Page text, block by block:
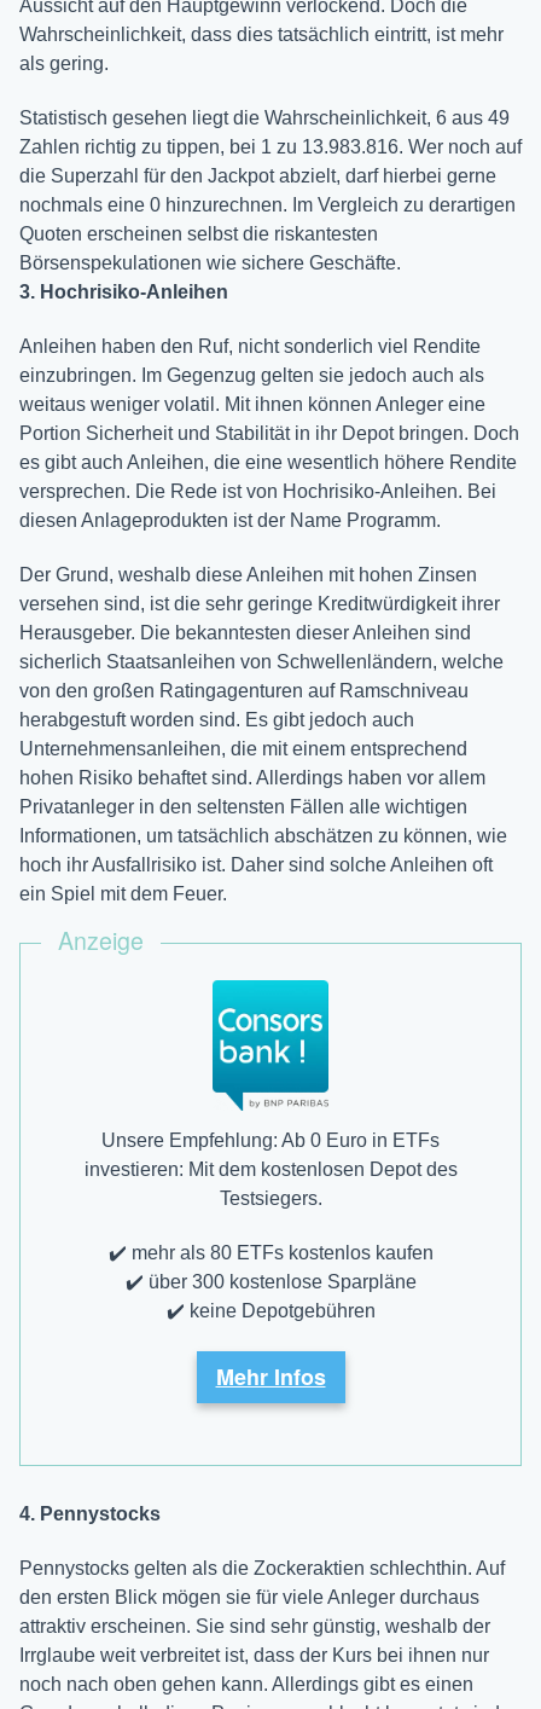
Aussicht auf den Hauptgewinn verlockend. Doch die
Wahrscheinlichkeit, dass dies tatsächlich eintritt, ist mehr
als gering.
Statistisch gesehen liegt die Wahrscheinlichkeit, 6 aus 49
Zahlen richtig zu tippen, bei 1 zu 13.983.816. Wer noch auf
die Superzahl für den Jackpot abzielt, darf hierbei gerne
nochmals eine 0 hinzurechnen. Im Vergleich zu derartigen
Quoten erscheinen selbst die riskantesten
Börsenspekulationen wie sichere Geschäfte.
3. Hochrisiko-Anleihen
Anleihen haben den Ruf, nicht sonderlich viel Rendite
einzubringen. Im Gegenzug gelten sie jedoch auch als
weitaus weniger volatil. Mit ihnen können Anleger eine
Portion Sicherheit und Stabilität in ihr Depot bringen. Doch
es gibt auch Anleihen, die eine wesentlich höhere Rendite
versprechen. Die Rede ist von Hochrisiko-Anleihen. Bei
diesen Anlageprodukten ist der Name Programm.
Der Grund, weshalb diese Anleihen mit hohen Zinsen
versehen sind, ist die sehr geringe Kreditwürdigkeit ihrer
Herausgeber. Die bekanntesten dieser Anleihen sind
sicherlich Staatsanleihen von Schwellenländern, welche
von den großen Ratingagenturen auf Ramschniveau
herabgestuft worden sind. Es gibt jedoch auch
Unternehmensanleihen, die mit einem entsprechend
hohen Risiko behaftet sind. Allerdings haben vor allem
Privatanleger in den seltensten Fällen alle wichtigen
Informationen, um tatsächlich abschätzen zu können, wie
hoch ihr Ausfallrisiko ist. Daher sind solche Anleihen oft
ein Spiel mit dem Feuer.
Anzeige
Unsere Empfehlung: Ab 0 Euro in ETFs
investieren: Mit dem kostenlosen Depot des
Testsiegers.
✔️ mehr als 80 ETFs kostenlos kaufen
✔️ über 300 kostenlose Sparpläne
✔️ keine Depotgebühren
Mehr Infos
4. Pennystocks
Pennystocks gelten als die Zockeraktien schlechthin. Auf
den ersten Blick mögen sie für viele Anleger durchaus
attraktiv erscheinen. Sie sind sehr günstig, weshalb der
Irrglaube weit verbreitet ist, dass der Kurs bei ihnen nur
noch nach oben gehen kann. Allerdings gibt es einen